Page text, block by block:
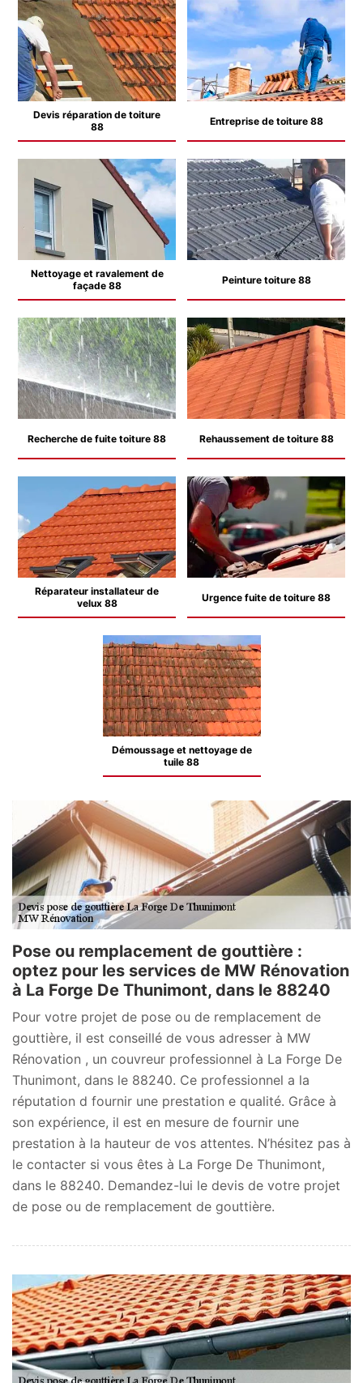
Devis réparation de toiture
88
Entreprise de toiture 88
Nettoyage et ravalement de
façade 88
Peinture toiture 88
Recherche de fuite toiture 88 Rehaussement de toiture 88
Réparateur installateur de
velux 88
Urgence fuite de toiture 88
Démoussage et nettoyage de
tuile 88
Pose ou remplacement de gouttière :
optez pour les services de MW Rénovation
à La Forge De Thunimont, dans le 88240
Pour votre projet de pose ou de remplacement de
gouttière, il est conseillé de vous adresser à MW
Rénovation , un couvreur professionnel à La Forge De
Thunimont, dans le 88240. Ce professionnel a la
réputation d fournir une prestation e qualité. Grâce à
son expérience, il est en mesure de fournir une
prestation à la hauteur de vos attentes. N’hésitez pas à
le contacter si vous êtes à La Forge De Thunimont,
dans le 88240. Demandez-lui le devis de votre projet
de pose ou de remplacement de gouttière.